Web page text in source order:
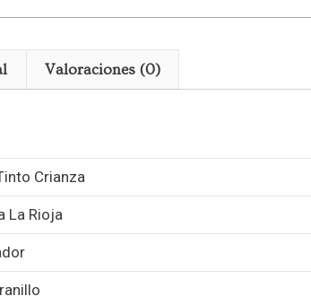
Valoraciones (0)
Crianza
La Rioja